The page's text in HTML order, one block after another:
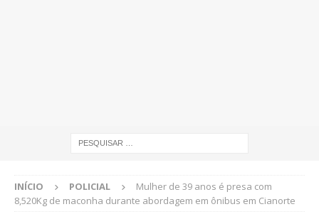
INÍCIO POLICIAL
Mulher de 39 anos é presa com
8,520Kg de maconha durante abordagem em ônibus em Cianorte